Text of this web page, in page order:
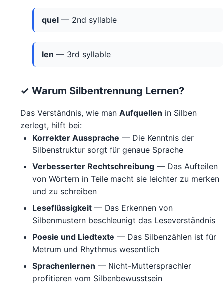
quel — 2nd syllable
len — 3rd syllable
✓ Warum Silbentrennung Lernen?
Das Verständnis, wie man Aufquellen in Silben
zerlegt, hilft bei:
Korrekter Aussprache — Die Kenntnis der
Silbenstruktur sorgt für genaue Sprache
Verbesserter Rechtschreibung — Das Aufteilen
von Wörtern in Teile macht sie leichter zu merken
und zu schreiben
Leseflüssigkeit — Das Erkennen von
Silbenmustern beschleunigt das Leseverständnis
Poesie und Liedtexte — Das Silbenzählen ist für
Metrum und Rhythmus wesentlich
Sprachenlernen — Nicht-Muttersprachler
profitieren vom Silbenbewusstsein